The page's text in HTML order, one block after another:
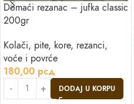
Domaći rezanac – jufka classic
200gr
Kolači, pite, kore, rezanci,
voće i povrće
180,00 рсд
DODAJ U KORPU